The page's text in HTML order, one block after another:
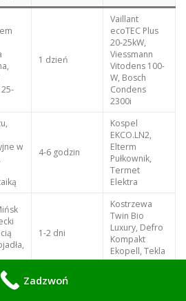
1 dzień
Vaillant
ecoTEC Plus
20-25kW,
Viessmann
Vitodens 100-
W, Bosch
Condens
2300i
w
4-6 godzin
Kospel
EKCO.LN2,
Elterm
Pułkownik,
Termet
Elektra
1-2 dni
Kostrzewa
Twin Bio
Luxury, Defro
Kompakt
Ekopell, Tekla
Draco D
5
Zadzwoń